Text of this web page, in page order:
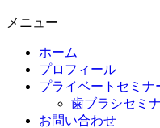
メニュー
ホーム
プロフィール
プライベートセミナ
歯ブラシセミ
お問い合わせ